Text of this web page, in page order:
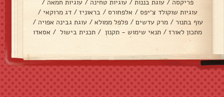
פריקסה / עוגת בננות / עוגיות טחינה / עוגיות חמאה /
עוגיות שוקולד צ׳יפס / אלפחורס / בראוניז / דג מרוקאי /
עוף בתנור / מרק עדשים / פלפל ממולא / עוגת גבינה אפויה /
מתכון לאורז / תנאי שימוש - תקנון / תכנית בישול / אסאדו